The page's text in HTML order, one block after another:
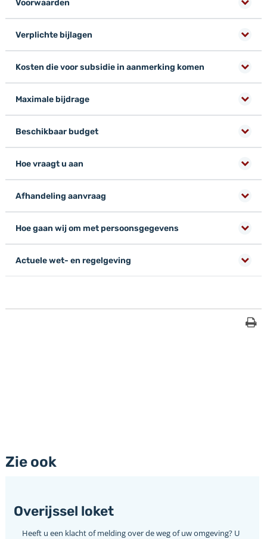
Voorwaarden
Verplichte bijlagen
Kosten die voor subsidie in aanmerking komen
Maximale bijdrage
Beschikbaar budget
Hoe vraagt u aan
Afhandeling aanvraag
Hoe gaan wij om met persoonsgegevens
Actuele wet- en regelgeving
Zie ook
Overijssel loket
Heeft u een klacht of melding over de weg of uw omgeving? U